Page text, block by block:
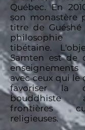
Québec. En
son monastère
titre de
philosophie
tibétaine.
Samten est de
avec ceux qui le
favoriser la
bouddhiste
frontières
religieuses.